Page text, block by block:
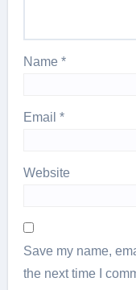
Name*
Email*
Website
Save my name,
the next time I